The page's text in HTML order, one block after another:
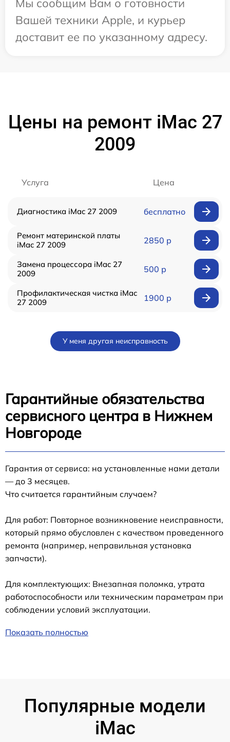
Мы сообщим Вам о готовности
Вашей техники Apple, и курьер
доставит ее по указанному адресу.
Цены на ремонт iMac 27
2009
Услуга Цена
Диагностика iMac 27 2009 бесплатно
Ремонт материнской платы
iMac 27 2009
2850 р
Замена процессора iMac 27
2009
500 р
Профилактическая чистка iMac
27 2009
1900 р
У меня другая неисправность
Гарантийные обязательства
сервисного центра в Нижнем
Новгороде
Гарантия от сервиса: на установленные нами детали
— до 3 месяцев.
Что считается гарантийным случаем?
Для работ: Повторное возникновение неисправности,
который прямо обусловлен с качеством проведенного
ремонта (например, неправильная установка
запчасти).
Для комплектующих: Внезапная поломка, утрата
работоспособности или техническим параметрам при
соблюдении условий эксплуатации.
Показать полностью
Популярные модели
iMac